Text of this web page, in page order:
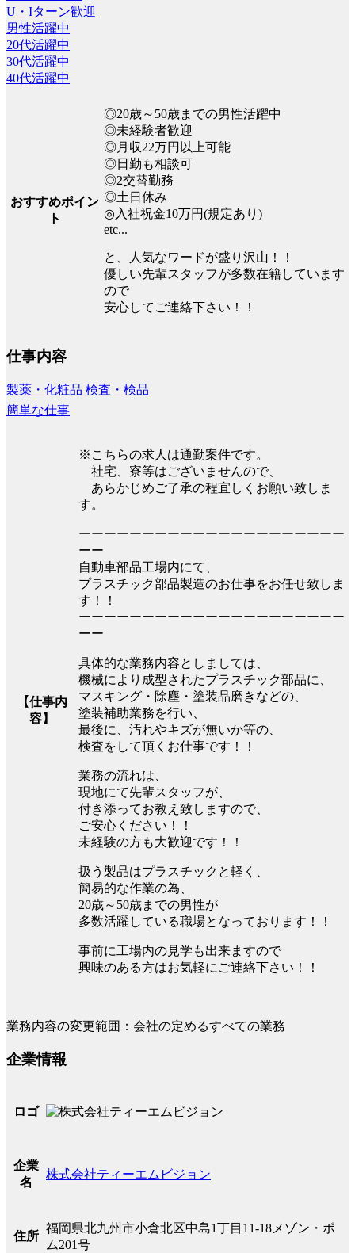
U・Iターン歓迎
男性活躍中
20代活躍中
30代活躍中
40代活躍中
おすすめポイン
ト
◎20歳～50歳までの男性活躍中
◎未経験者歓迎
◎月収22万円以上可能
◎日勤も相談可
◎2交替勤務
◎土日休み
◎入社祝金10万円(規定あり)
etc...
と、人気なワードが盛り沢山！！
優しい先輩スタッフが多数在籍しています
ので
安心してご連絡下さい！！
仕事内容
製薬・化粧品 検査・検品
簡単な仕事
【仕事内
容】
※こちらの求人は通勤案件です。
社宅、寮等はございませんので、
あらかじめご了承の程宜しくお願い致しま
す。
ーーーーーーーーーーーーーーーーーーーーー
ーー
自動車部品工場内にて、
プラスチック部品製造のお仕事をお任せ致しま
す！！
ーーーーーーーーーーーーーーーーーーーーー
ーー
具体的な業務内容としましては、
機械により成型されたプラスチック部品に、
マスキング・除塵・塗装品磨きなどの、
塗装補助業務を行い、
最後に、汚れやキズが無いか等の、
検査をして頂くお仕事です！！
業務の流れは、
現地にて先輩スタッフが、
付き添ってお教え致しますので、
ご安心ください！！
未経験の方も大歓迎です！！
扱う製品はプラスチックと軽く、
簡易的な作業の為、
20歳～50歳までの男性が
多数活躍している職場となっております！！
事前に工場内の見学も出来ますので
興味のある方はお気軽にご連絡下さい！！
業務内容の変更範囲：会社の定めるすべての業務
企業情報
ロゴ
企業
名
株式会社ティーエムビジョン
住所
福岡県北九州市小倉北区中島1丁目11-18メゾン・ポ
ム201号